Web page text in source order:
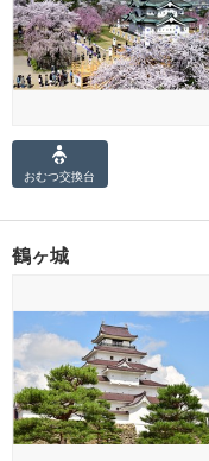
おむつ交換台
鶴ヶ城